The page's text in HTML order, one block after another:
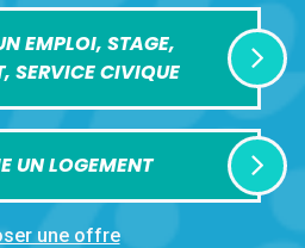
EMPLOI, STAGE,
SERVICE CIVIQUE
UN LOGEMENT
une offre